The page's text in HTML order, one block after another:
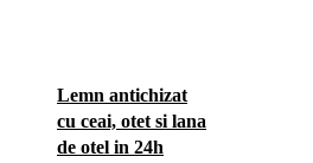
Lemn antichizat
cu ceai, otet si lana
de otel in 24h